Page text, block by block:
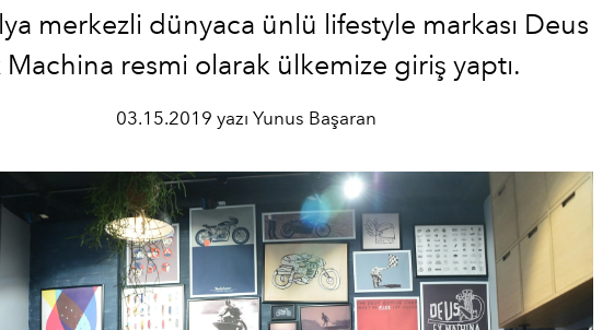
merkezli dünyaca ünlü lifestyle markası Deus
Machina resmi olarak ülkemize giriş yaptı.
03.15.2019 yazı Yunus Başaran